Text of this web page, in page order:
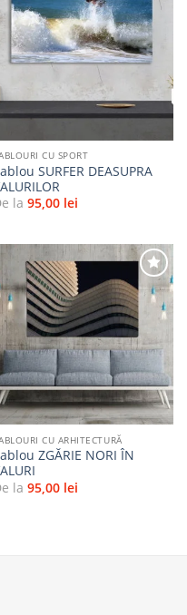
Adaugă
la
favorite
CU SPORT
SURFER DEASUPRA
la 95,00 lei
Adaugă
favorite
CU ARHITECTURĂ
ZGĂRIE NORI ÎN
la 95,00 lei